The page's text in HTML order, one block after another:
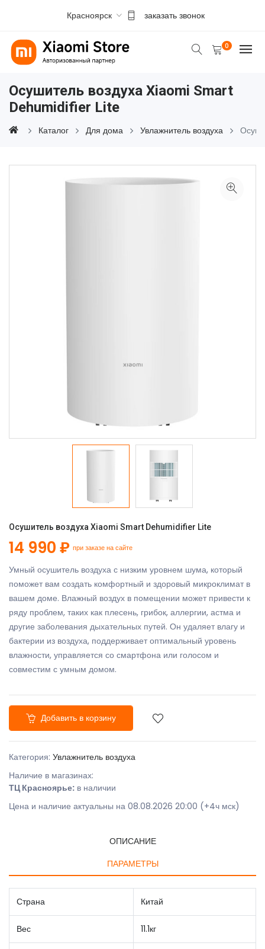
Красноярск заказать звонок
0
Осушитель воздуха Xiaomi Smart
Dehumidifier Lite
Каталог Для дома Увлажнитель воздуха
Осушитель воздуха Xiaomi Smart Dehumidifier Lite
14 990 ₽ при заказе на сайте
Умный осушитель воздуха с низким уровнем шума, который
поможет вам создать комфортный и здоровый микроклимат в
вашем доме. Влажный воздух в помещении может привести к
ряду проблем, таких как плесень, грибок, аллергии, астма и
другие заболевания дыхательных путей. Он удаляет влагу и
бактерии из воздуха, поддерживает оптимальный уровень
влажности, управляется со смартфона или голосом и
совместим с умным домом.
Добавить в корзину
Категория: Увлажнитель воздуха
Наличие в магазинах:
ТЦ Красноярье: в наличии
Цена и наличие актуальны на 08.08.2026 20:00 (+4ч мск)
ОПИСАНИЕ
ПАРАМЕТРЫ
Страна Китай
Вес 11.1кг